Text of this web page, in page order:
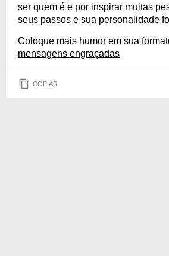
ser quem é e por inspirar muitas
seus passos e sua personalidade
Coloque mais humor em sua
mensagens engraçadas
COPIAR